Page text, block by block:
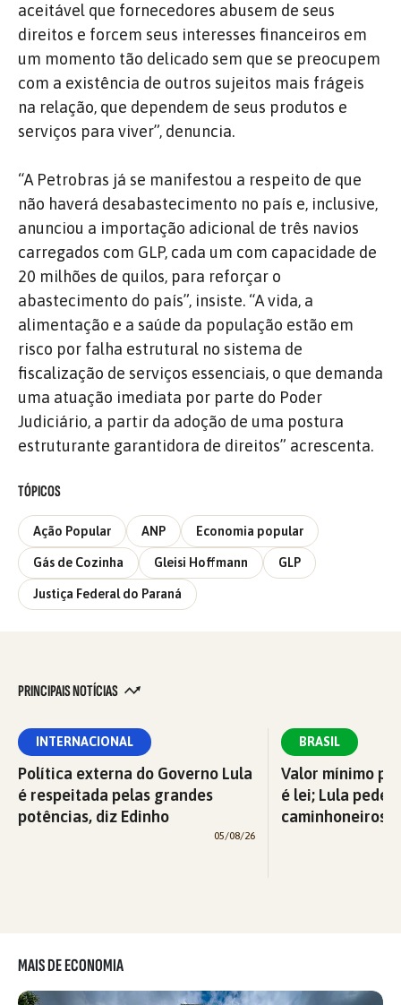
aceitável que fornecedores abusem de seus
direitos e forcem seus interesses financeiros em
um momento tão delicado sem que se preocupem
com a existência de outros sujeitos mais frágeis
na relação, que dependem de seus produtos e
serviços para viver”, denuncia.
“A Petrobras já se manifestou a respeito de que
não haverá desabastecimento no país e, inclusive,
anunciou a importação adicional de três navios
carregados com GLP, cada um com capacidade de
20 milhões de quilos, para reforçar o
abastecimento do país”, insiste. “A vida, a
alimentação e a saúde da população estão em
risco por falha estrutural no sistema de
fiscalização de serviços essenciais, o que demanda
uma atuação imediata por parte do Poder
Judiciário, a partir da adoção de uma postura
estruturante garantidora de direitos” acrescenta.
TÓPICOS
Ação Popular ANP Economia popular
Gás de Cozinha Gleisi Hoffmann GLP
Justiça Federal do Paraná
PRINCIPAIS NOTÍCIAS
INTERNACIONAL
Política externa do Governo Lula
é respeitada pelas grandes
potências, diz Edinho
05/08/26
BRASIL
Valor mínimo
é lei; Lula pede
caminhoneiros
MAIS DE ECONOMIA